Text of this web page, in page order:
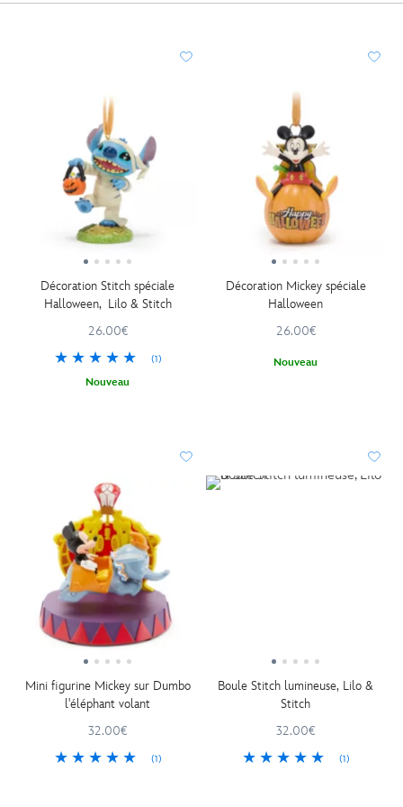
Décoration Stitch spéciale
Halloween, Lilo & Stitch
26.00€
(1)
Nouveau
Décoration Mickey spéciale
Halloween
26.00€
Nouveau
Mini figurine Mickey sur Dumbo
l'éléphant volant
32.00€
(1)
Boule Stitch lumineuse, Lilo &
Stitch
32.00€
(1)